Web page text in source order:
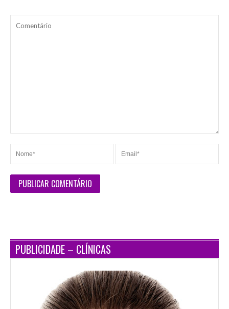
PUBLICIDADE – CLÍNICAS